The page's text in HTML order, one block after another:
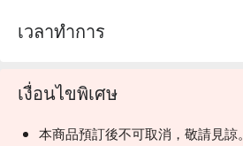
เวลาทำการ
เงื่อนไขพิเศษ
本商品預訂後不可取消，敬請見諒。